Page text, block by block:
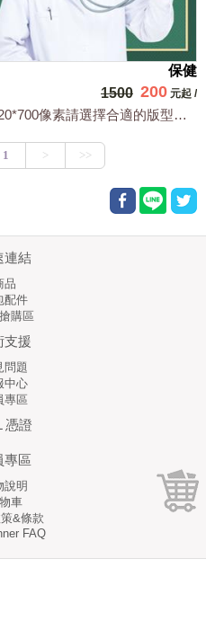
保健
1500 200 元起 /
最大輸出尺寸1920*700像素請選擇合適的版型，文字或相關商品圖須由買方提供文...
連結
品
配件
購區
支援
問題
中心
專區
憑證
專區
說明
車
&條款
FAQ